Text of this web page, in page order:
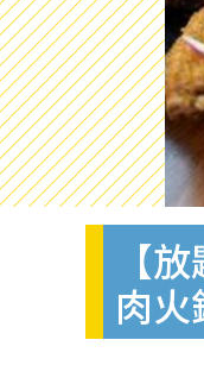
【
肉